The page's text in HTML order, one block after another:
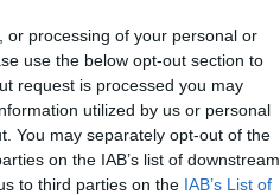
or processing of your personal or
use the below opt-out section to
request is processed you may
utilized by us or personal
You may separately opt-out of the
on the IAB’s list of downstream
to third parties on the IAB’s List of